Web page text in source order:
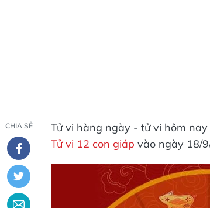
CHIA SẺ
Tử vi hàng ngày - tử vi hôm
Tử vi 12 con giáp vào ngày 18/